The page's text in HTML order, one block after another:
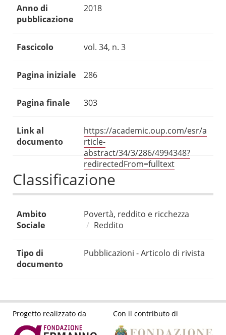
Anno di
pubblicazione
2018
Fascicolo vol. 34, n. 3
Pagina iniziale 286
Pagina finale 303
Link al
documento
https://academic.oup.com/esr/a
rticle-
abstract/34/3/286/4994348?
redirectedFrom=fulltext
Classificazione
Ambito
Sociale
Povertà, reddito e ricchezza
Reddito
Tipo di
documento
Pubblicazioni - Articolo di rivista
Progetto realizzato da Con il contributo di